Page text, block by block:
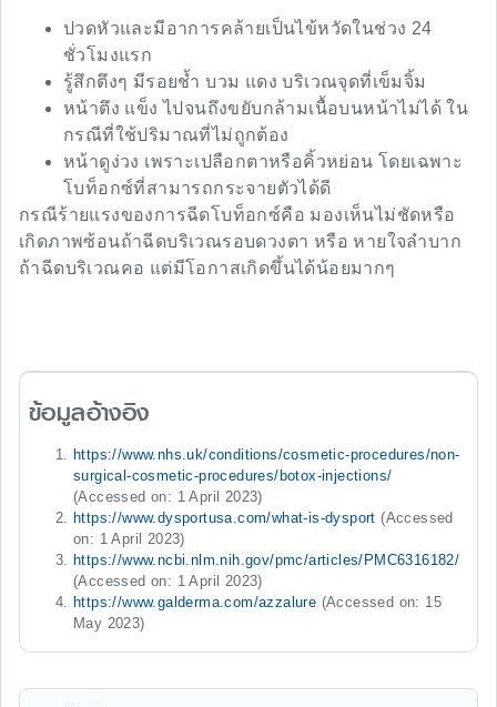
ปวดหัวและมีอาการคล้ายเป็นไข้หวัดในช่วง 24
ชั่วโมงแรก
รู้สึกตึงๆ มีรอยช้ำ บวม แดง บริเวณจุดที่เข็มจิ้ม
หน้าตึง แข็ง ไปจนถึงขยับกล้ามเนื้อบนหน้าไม่ได้ ใน
กรณีที่ใช้ปริมาณที่ไม่ถูกต้อง
หน้าดูง่วง เพราะเปลือกตาหรือคิ้วหย่อน โดยเฉพาะ
โบท็อกซ์ที่สามารถกระจายตัวได้ดี
กรณีร้ายแรงของการฉีดโบท็อกซ์คือ มองเห็นไม่ชัดหรือ
เกิดภาพซ้อนถ้าฉีดบริเวณรอบดวงตา หรือ หายใจลำบาก
ถ้าฉีดบริเวณคอ แต่มีโอกาสเกิดขึ้นได้น้อยมากๆ
ข้อมูลอ้างอิง
https://www.nhs.uk/conditions/cosmetic-procedures/non-
surgical-cosmetic-procedures/botox-injections/
(Accessed on: 1 April 2023)
https://www.dysportusa.com/what-is-dysport (Accessed
on: 1 April 2023)
https://www.ncbi.nlm.nih.gov/pmc/articles/PMC6316182/
(Accessed on: 1 April 2023)
https://www.galderma.com/azzalure (Accessed on: 15
May 2023)